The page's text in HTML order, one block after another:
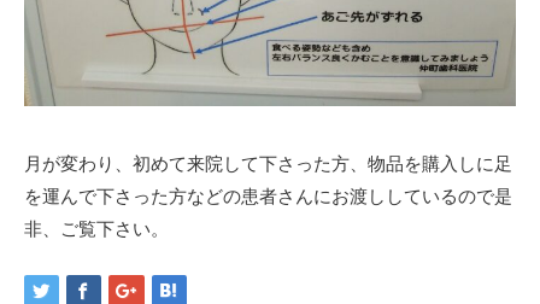
月が変わり、初めて来院して下さった方、物品を購入しに足
を運んで下さった方などの患者さんにお渡ししているので是
非、ご覧下さい。